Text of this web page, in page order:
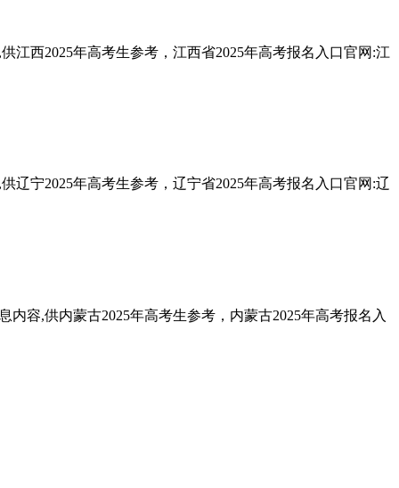
江西2025年高考生参考，江西省2025年高考报名入口官网:江
辽宁2025年高考生参考，辽宁省2025年高考报名入口官网:辽
容,供内蒙古2025年高考生参考，内蒙古2025年高考报名入